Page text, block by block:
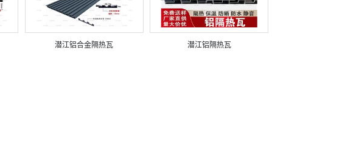
潜江铝合金隔热瓦 潜江铝隔热瓦